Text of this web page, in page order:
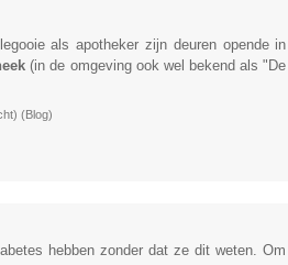
als apotheker zijn deuren opende in
(in de omgeving ook wel bekend als "De
(Blog)
hebben zonder dat ze dit weten. Om